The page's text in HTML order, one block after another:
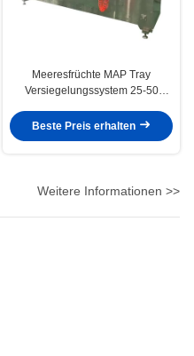
Meeresfrüchte MAP Tray
Versiegelungssystem 25-50
Versiegelungsgeschwindigkeit
Beste Preis erhalten
Weitere Informationen >>